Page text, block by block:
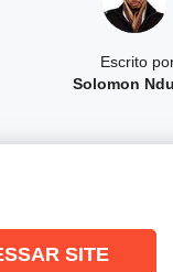
Escrito
Solomon
SITE